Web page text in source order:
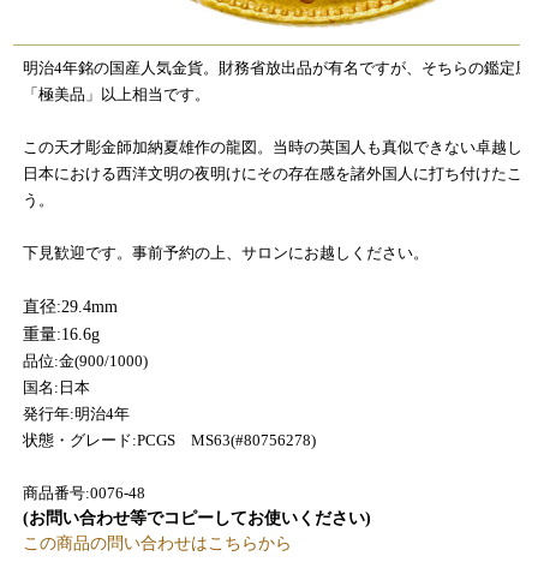
明治4年銘の国産人気金貨。財務省放出品が有名ですが、そちらの鑑定風
「極美品」以上相当です。
この天才彫金師加納夏雄作の龍図。当時の英国人も真似できない卓越し
日本における西洋文明の夜明けにその存在感を諸外国人に打ち付けたこ
う。
下見歓迎です。事前予約の上、サロンにお越しください。
直径:29.4mm
重量:16.6g
品位:金(900/1000)
国名:日本
発行年:明治4年
状態・グレード:PCGS MS63(#80756278)
商品番号:0076-48
(お問い合わせ等でコピーしてお使いください)
この商品の問い合わせはこちらから